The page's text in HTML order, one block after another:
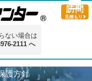
ない場合は
2111 へ
訪問
見積もり
護方針